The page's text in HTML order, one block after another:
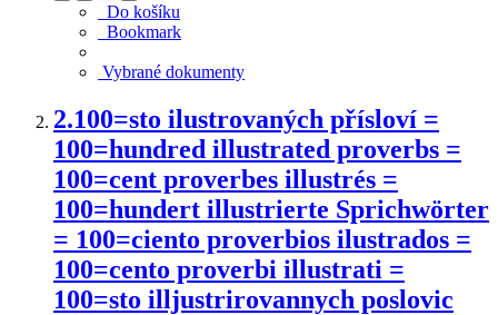
Do košíku
Bookmark
Vybrané dokumenty
2.100=sto ilustrovaných přísloví =
100=hundred illustrated proverbs =
100=cent proverbes illustrés =
100=hundert illustrierte Sprichwörter
= 100=ciento proverbios ilustrados =
100=cento proverbi illustrati =
100=sto illjustrirovannych poslovic